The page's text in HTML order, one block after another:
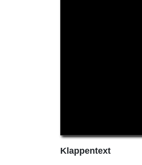
Klappentext